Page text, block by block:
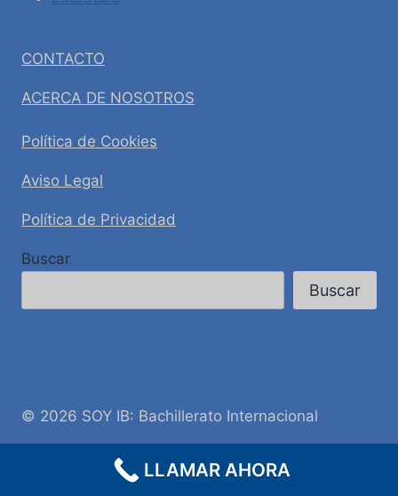
CONTACTO
ACERCA DE NOSOTROS
Política de Cookies
Aviso Legal
Política de Privacidad
Buscar
Buscar
© 2026 SOY IB: Bachillerato Internacional
LLAMAR AHORA